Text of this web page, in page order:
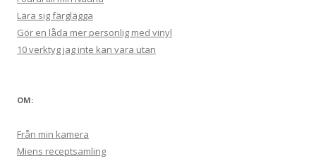
Lära sig färglägga
Gör en låda mer personlig med vinyl
10 verktyg jag inte kan vara utan
OM:
Från min kamera
Miens receptsamling